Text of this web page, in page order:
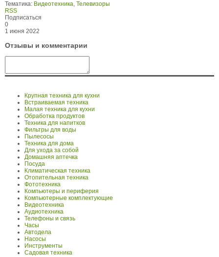
Тематика: Видеотехника, Телевизоры
RSS
Подписаться
0
1 июня 2022
Отзывы и комментарии
Крупная техника для кухни
Встраиваемая техника
Малая техника для кухни
Обработка продуктов
Техника для напитков
Фильтры для воды
Пылесосы
Техника для дома
Для ухода за собой
Домашняя аптечка
Посуда
Климатическая техника
Отопительная техника
Фототехника
Компьютеры и периферия
Компьютерные комплектующие
Видеотехника
Аудиотехника
Телефоны и связь
Часы
Автодела
Насосы
Инструменты
Садовая техника